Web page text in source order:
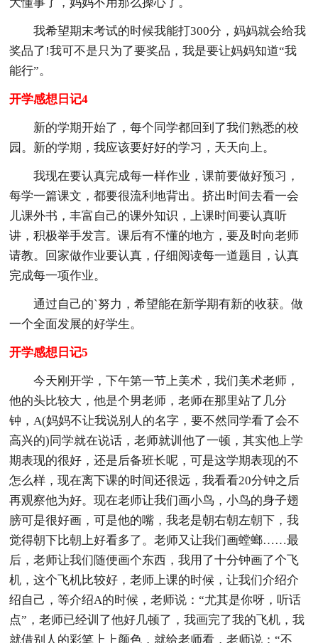
我希望期末考试的时候我能打300分，妈妈就会给我
奖品了!我可不是只为了要奖品，我是要让妈妈知道“我
能行”。
开学感想日记4
新的学期开始了，每个同学都回到了我们熟悉的校
园。新的学期，我应该要好好的学习，天天向上。
我现在要认真完成每一样作业，课前要做好预习，
每学一篇课文，都要很流利地背出。挤出时间去看一会
儿课外书，丰富自己的课外知识，上课时间要认真听
讲，积极举手发言。课后有不懂的地方，要及时向老师
请教。回家做作业要认真，仔细阅读每一道题目，认真
完成每一项作业。
通过自己的`努力，希望能在新学期有新的收获。做
一个全面发展的好学生。
开学感想日记5
今天刚开学，下午第一节上美术，我们美术老师，
他的头比较大，他是个男老师，老师在那里站了几分
钟，A(妈妈不让我说别人的名字，要不然同学看了会不
高兴的)同学就在说话，老师就训他了一顿，其实他上学
期表现的很好，还是后备班长呢，可是这学期表现的不
怎么样，现在离下课的时间还很远，我看看20分钟之后
再观察他为好。现在老师让我们画小鸟，小鸟的身子翅
膀可是很好画，可是他的嘴，我老是朝右朝左朝下，我
觉得朝下比朝上好看多了。老师又让我们画螳螂……最
后，老师让我们随便画个东西，我用了十分钟画了个飞
机，这个飞机比较好，老师上课的时候，让我们介绍介
绍自己，等介绍A的时候，老师说：“尤其是你呀，听话
点”，老师已经训了他好几顿了，我画完了我的飞机，我
就借别人的彩笔上上颜色，就给老师看，老师说：“不